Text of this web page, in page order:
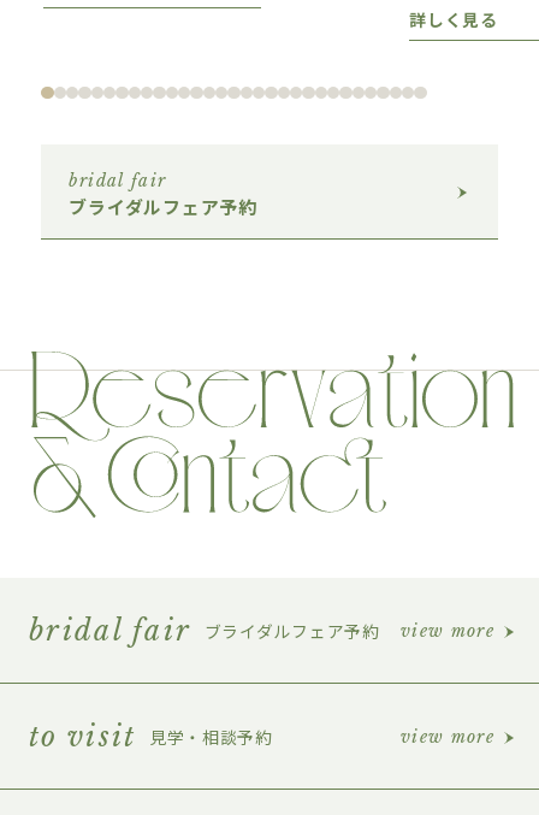
詳しく見る
bridal fair
ブライダルフェア予約
bridal fair ブライダルフェア予約 view more
to visit 見学・相談予約 view more